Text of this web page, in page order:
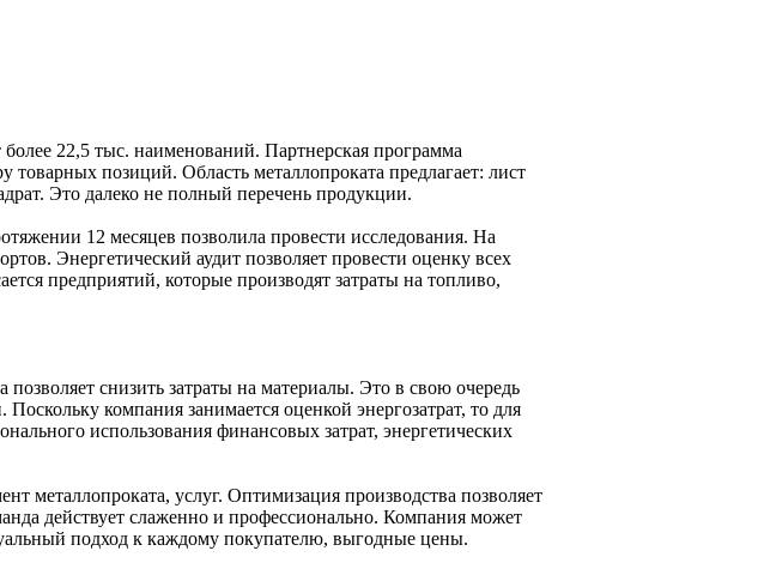
22,5 тыс. наименований. Партнерская программа
товарных позиций. Область металлопроката предлагает: лист
Это далеко не полный перечень продукции.
12 месяцев позволила провести исследования. На
Энергетический аудит позволяет провести оценку всех
предприятий, которые производят затраты на топливо,
позволяет снизить затраты на материалы. Это в свою очередь
компания занимается оценкой энергозатрат, то для
использования финансовых затрат, энергетических
металлопроката, услуг. Оптимизация производства позволяет
действует слаженно и профессионально. Компания может
подход к каждому покупателю, выгодные цены.